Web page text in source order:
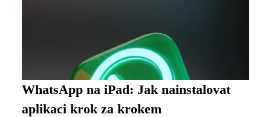
WhatsApp na iPad: Jak nainstalovat
aplikaci krok za krokem